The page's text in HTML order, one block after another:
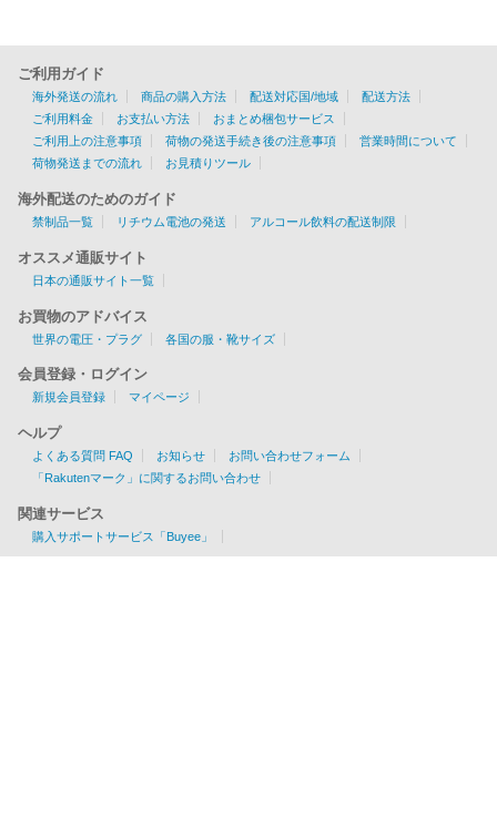
ご利用ガイド
海外発送の流れ 商品の購入方法 配送対応国/地域
配送方法
ご利用料金
お支払い方法
おまとめ梱包サービス
ご利用上の注意事項
荷物の発送手続き後の注意事項
営業時間について
荷物発送までの流れ
お見積りツール
海外配送のためのガイド
禁制品一覧 リチウム電池の発送 アルコール飲料の配送制限
オススメ通販サイト
日本の通販サイト一覧
お買物のアドバイス
世界の電圧・プラグ 各国の服・靴サイズ
会員登録・ログイン
新規会員登録 マイページ
ヘルプ
よくある質問 FAQ お知らせ
お問い合わせフォーム
「Rakutenマーク」に関するお問い合わせ
関連サービス
購入サポートサービス「Buyee」